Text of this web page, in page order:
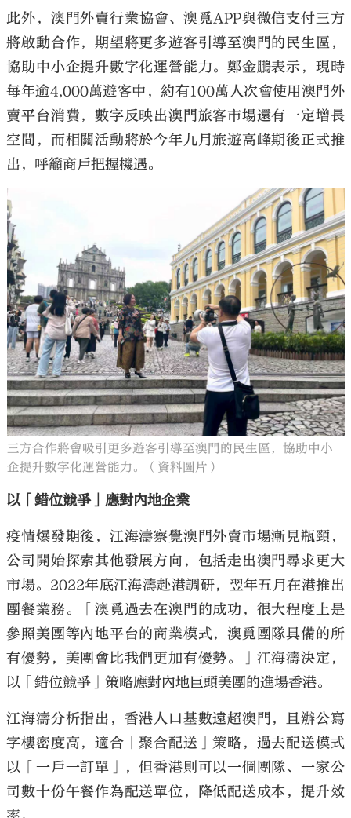
此外，澳門外賣行業協會、澳覓APP與微信支付三方
將啟動合作，期望將更多遊客引導至澳門的民生區，
協助中小企提升數字化運營能力。鄭金鵬表示，現時
每年逾4,000萬遊客中，約有100萬人次會使用澳門外
賣平台消費，數字反映出澳門旅客市場還有一定增長
空間，而相關活動將於今年九月旅遊高峰期後正式推
出，呼籲商戶把握機遇。
三方合作將會吸引更多遊客引導至澳門的民生區，協助中小
企提升數字化運營能力。（資料圖片）
以「錯位競爭」應對內地企業
疫情爆發期後，江海濤察覺澳門外賣市場漸見瓶頸，
公司開始探索其他發展方向，包括走出澳門尋求更大
市場。2022年底江海濤赴港調研，翌年五月在港推出
團餐業務。「澳覓過去在澳門的成功，很大程度上是
參照美團等內地平台的商業模式，澳覓團隊具備的所
有優勢，美團會比我們更加有優勢。」江海濤決定，
以「錯位競爭」策略應對內地巨頭美團的進場香港。
江海濤分析指出，香港人口基數遠超澳門，且辦公寫
字樓密度高，適合「聚合配送」策略，過去配送模式
以「一戶一訂單」，但香港則可以一個團隊、一家公
司數十份午餐作為配送單位，降低配送成本，提升效